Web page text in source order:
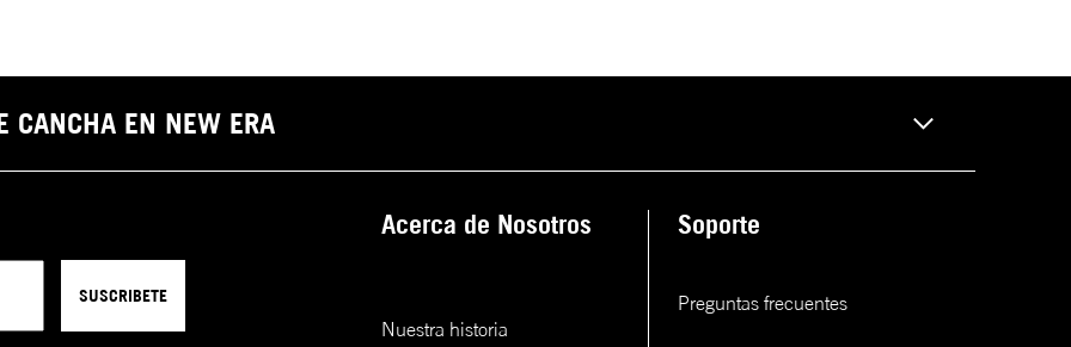
CANCHA EN NEW ERA
SUSCRIBETE
Acerca de Nosotros
Nuestra historia
Soporte
Preguntas frecuentes